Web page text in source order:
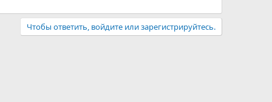
Чтобы ответить, войдите или зарегистрируйтесь.